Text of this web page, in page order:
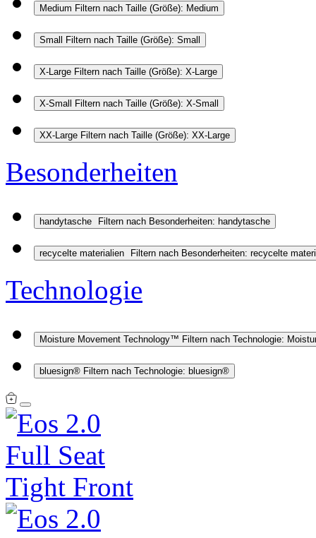
Medium Filtern nach Taille (Größe): Medium
Small Filtern nach Taille (Größe): Small
X-Large Filtern nach Taille (Größe): X-Large
X-Small Filtern nach Taille (Größe): X-Small
XX-Large Filtern nach Taille (Größe): XX-Large
Besonderheiten
handytasche Filtern nach Besonderheiten: handytasche
recycelte materialien Filtern nach Besonderheiten: recycelte
Technologie
Moisture Movement Technology™ Filtern nach Technologie:
bluesign® Filtern nach Technologie: bluesign®